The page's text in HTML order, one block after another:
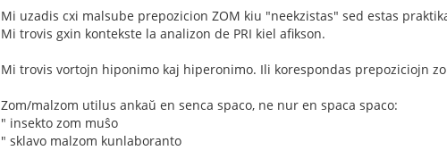
Mi uzadis cxi malsube prepozicion ZOM kiu "neekzistas" sed estas
Mi trovis gxin kontekste la analizon de PRI kiel afikson.
Mi trovis vortojn hiponimo kaj hiperonimo. Ili korespondas prepoziciojn
Zom/malzom utilus ankaŭ en senca spaco, ne nur en spaca spaco:
" insekto zom muŝo
" sklavo malzom kunlaboranto